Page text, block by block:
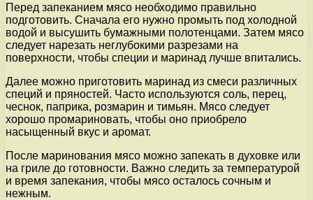
Перед запеканием мясо необходимо правильно
подготовить. Сначала его нужно промыть под холодной
водой и высушить бумажными полотенцами. Затем мясо
следует нарезать неглубокими разрезами на
поверхности, чтобы специи и маринад лучше впитались.
Далее можно приготовить маринад из смеси различных
специй и пряностей. Часто используются соль, перец,
чеснок, паприка, розмарин и тимьян. Мясо следует
хорошо промариновать, чтобы оно приобрело
насыщенный вкус и аромат.
После маринования мясо можно запекать в духовке или
на гриле до готовности. Важно следить за температурой
и время запекания, чтобы мясо осталось сочным и
нежным.